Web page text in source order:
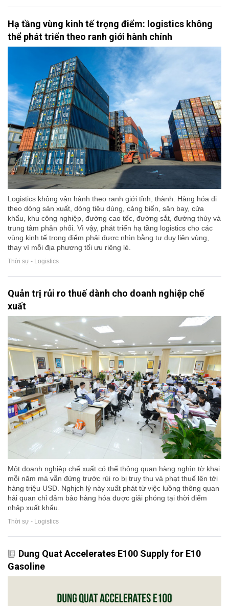
Hạ tầng vùng kinh tế trọng điểm: logistics không
thể phát triển theo ranh giới hành chính
Logistics không vận hành theo ranh giới tỉnh, thành. Hàng hóa đi
theo dòng sản xuất, dòng tiêu dùng, cảng biển, sân bay, cửa
khẩu, khu công nghiệp, đường cao tốc, đường sắt, đường thủy và
trung tâm phân phối. Vì vậy, phát triển hạ tầng logistics cho các
vùng kinh tế trọng điểm phải được nhìn bằng tư duy liên vùng,
thay vì mỗi địa phương tối ưu riêng lẻ.
Thời sự - Logistics
Quản trị rủi ro thuế dành cho doanh nghiệp chế
xuất
Một doanh nghiệp chế xuất có thể thông quan hàng nghìn tờ khai
mỗi năm mà vẫn đứng trước rủi ro bị truy thu và phạt thuế lên tới
hàng triệu USD. Nghịch lý này xuất phát từ việc luồng thông quan
hải quan chỉ đảm bảo hàng hóa được giải phóng tại thời điểm
nhập xuất khẩu.
Thời sự - Logistics
Dung Quat Accelerates E100 Supply for E10
Gasoline